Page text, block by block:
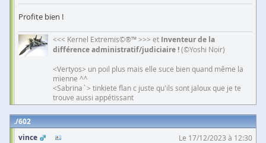
Profite bien !
<<< Kernel Extremis©®™ >>> et Inventeur de la
différence administratif/judiciaire !(©Yoshi Noir)
<Vertyos> un poil plus mais elle suce bien quand même la
mienne ^^
<Sabrina`> tinkiete flan c juste qu'ils sont jaloux que je te
trouve aussi appétissant
602
vince
Le 17/12/2023 à 12:30